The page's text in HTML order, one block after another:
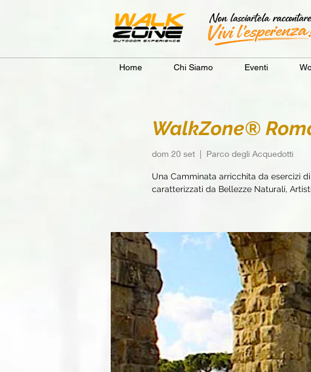
Home Chi Siamo Eventi
WalkZone®
dom 20 set
  |
Parco degli Acquedotti
Una Camminata arricchita da esercizi
caratterizzati da Bellezze Naturali,